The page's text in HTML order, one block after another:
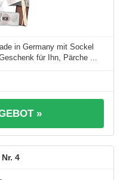
in Germany mit Sockel
für Ihn, Pärche ...
»
4